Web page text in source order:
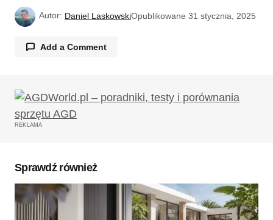
Autor: Daniel LaskowskiOpublikowane 31 stycznia, 2025
Add a Comment
Twój adres email nie zostanie opublikowany.
Wymagane pola są oznaczone
REKLAMA
Sprawdź również